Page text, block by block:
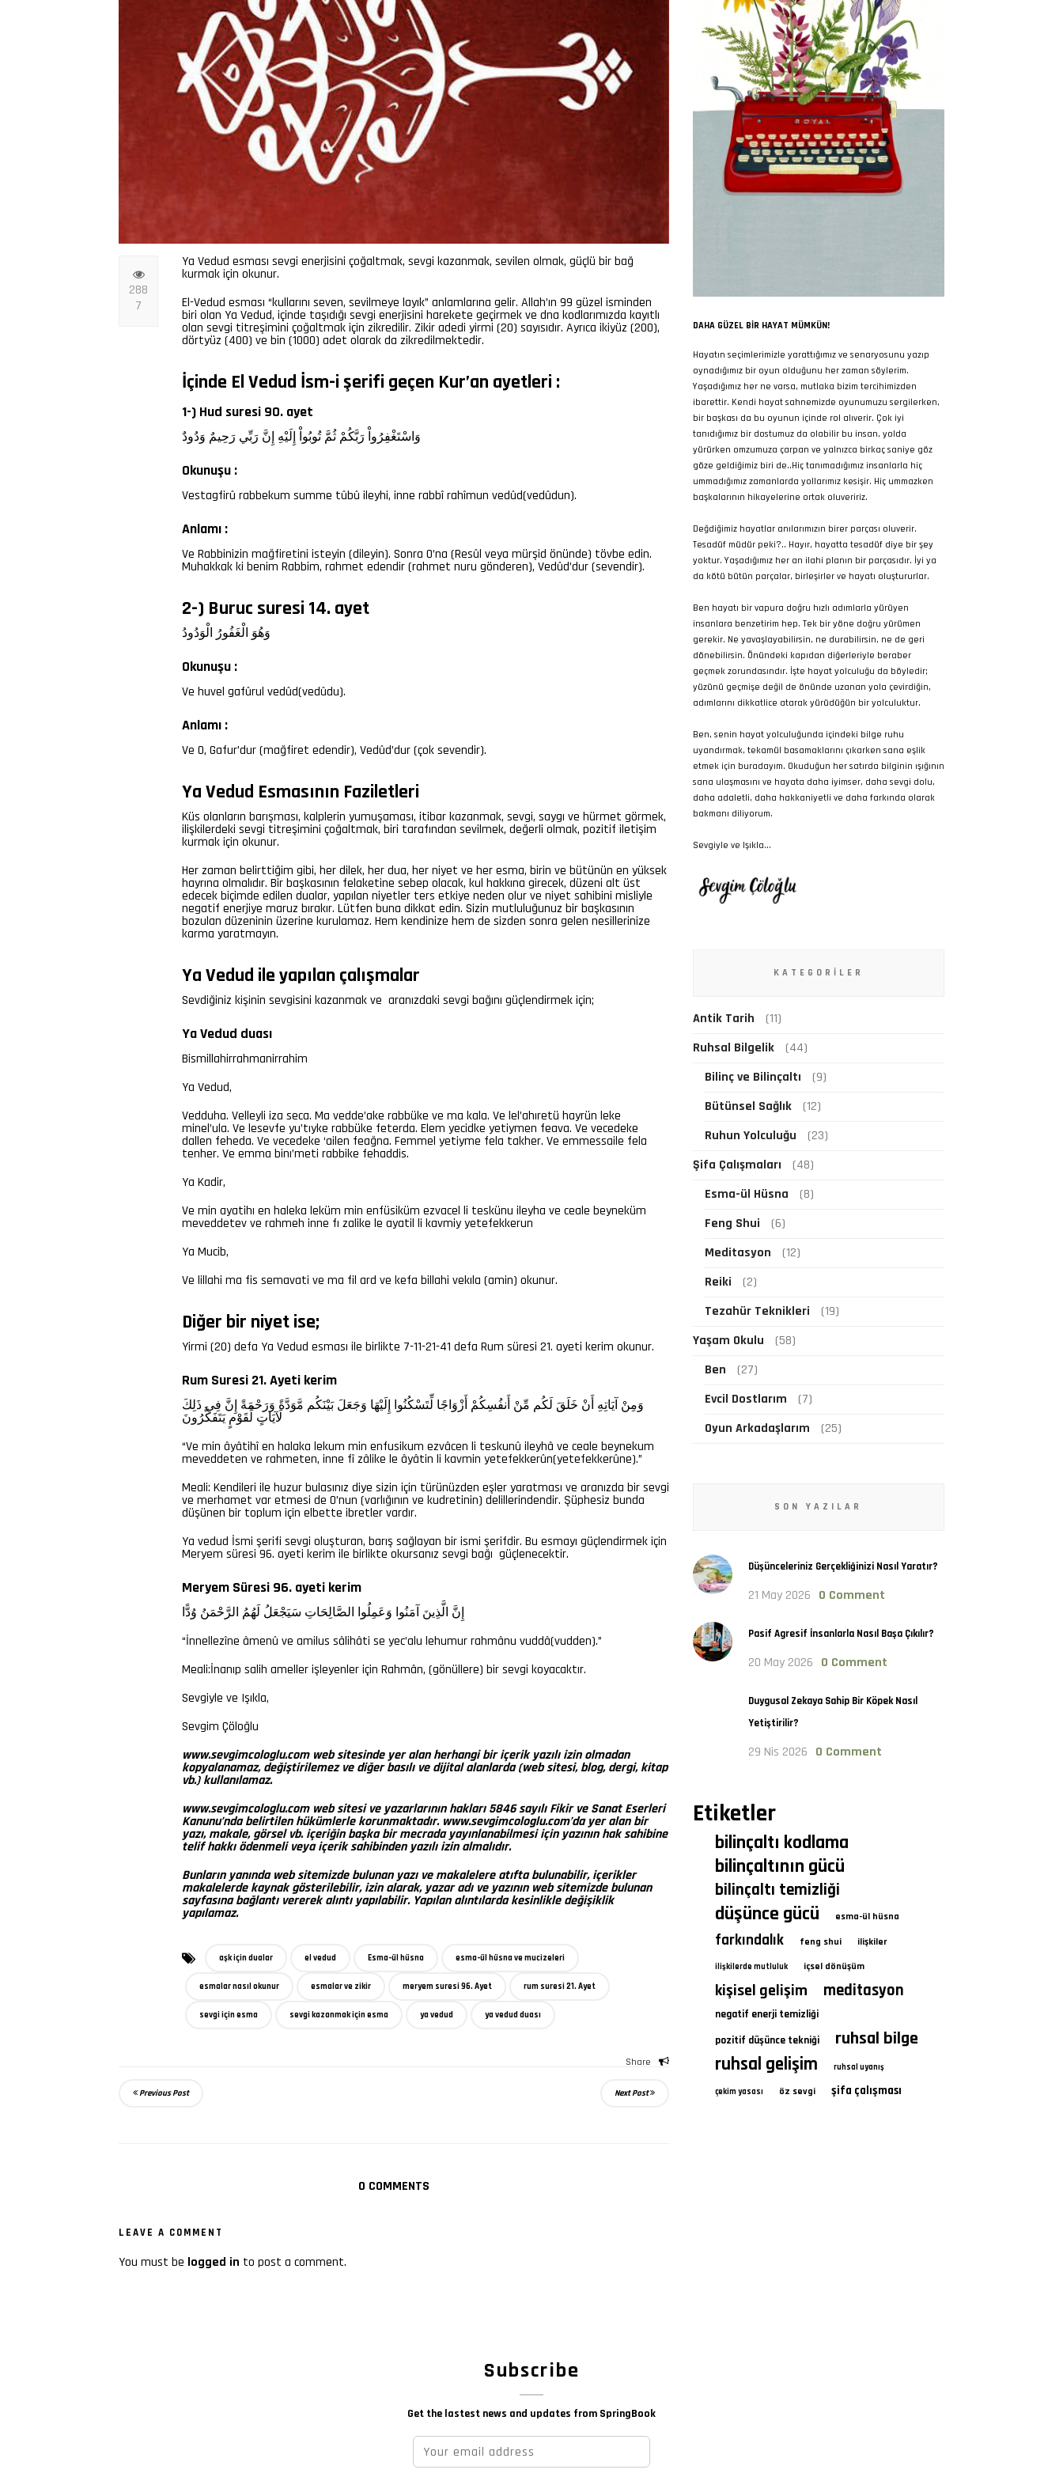
Ya Vedud esması sevgi enerjisini çoğaltmak, sevgi kazanmak, sevilen olmak, güçlü bir bağ
kurmak için okunur.
El-Vedud esması “kullarını seven, sevilmeye layık” anlamlarına gelir. Allah’ın 99 güzel isminden
biri olan Ya Vedud, içinde taşıdığı sevgi enerjisini harekete geçirmek ve dna kodlarımızda kayıtlı
olan sevgi titreşimini çoğaltmak için zikredilir. Zikir adedi yirmi (20) sayısıdır. Ayrıca ikiyüz (200),
dörtyüz (400) ve bin (1000) adet olarak da zikredilmektedir.
İçinde El Vedud İsm-i şerifi geçen Kur’an ayetleri :
1-) Hud suresi 90. ayet
وَاسْتَغْفِرُواْ رَبَّكُمْ ثُمَّ تُوبُواْ إِلَيْهِ إِنَّ رَبِّي رَحِيمٌ وَدُودٌ
Okunuşu :
Vestagfirû rabbekum summe tûbû ileyhi, inne rabbî rahîmun vedûd(vedûdun).
Anlamı :
Ve Rabbinizin mağfiretini isteyin (dileyin). Sonra O’na (Resûl veya mürşid önünde) tövbe edin.
Muhakkak ki benim Rabbim, rahmet edendir (rahmet nuru gönderen), Vedûd’dur (sevendir).
2-) Buruc suresi 14. ayet
وَهُوَ الْغَفُورُ الْوَدُودُ
Okunuşu :
Ve huvel gafûrul vedûd(vedûdu).
Anlamı :
Ve O, Gafur’dur (mağfiret edendir), Vedûd’dur (çok sevendir).
Ya Vedud Esmasının Faziletleri
Küs olanların barışması, kalplerin yumuşaması, itibar kazanmak, sevgi, saygı ve hürmet görmek,
ilişkilerdeki sevgi titreşimini çoğaltmak, biri tarafından sevilmek, değerli olmak, pozitif iletişim
kurmak için okunur.
Her zaman belirttiğim gibi, her dilek, her dua, her niyet ve her esma, birin ve bütünün en yüksek
hayrına olmalıdır. Bir başkasının felaketine sebep olacak, kul hakkına girecek, düzeni alt üst
edecek biçimde edilen dualar, yapılan niyetler ters etkiye neden olur ve niyet sahibini misliyle
negatif enerjiye maruz bırakır. Lütfen buna dikkat edin. Sizin mutluluğunuz bir başkasının
bozulan düzeninin üzerine kurulamaz. Hem kendinize hem de sizden sonra gelen nesillerinize
karma yaratmayın.
Ya Vedud ile yapılan çalışmalar
Sevdiğiniz kişinin sevgisini kazanmak ve aranızdaki sevgi bağını güçlendirmek için;
Ya Vedud duası
Bismillahirrahmanirrahim
Ya Vedud,
Vedduha. Velleyli iza seca. Ma vedde’ake rabbüke ve ma kala. Ve lel’ahıretü hayrün leke
minel’ula. Ve lesevfe yu’tıyke rabbüke feterda. Elem yecidke yetiymen feava. Ve vecedeke
dallen feheda. Ve vecedeke ‘ailen feağna. Femmel yetiyme fela takher. Ve emmessaile fela
tenher. Ve emma binı’meti rabbike fehaddis.
Ya Kadir,
Ve min ayatihı en haleka leküm min enfüsiküm ezvacel li teskünu ileyha ve ceale beyneküm
meveddetev ve rahmeh inne fı zalike le ayatil li kavmiy yetefekkerun
Ya Mucib,
Ve lillahi ma fis semavati ve ma fil ard ve kefa billahi vekıla (amin) okunur.
Diğer bir niyet ise;
Yirmi (20) defa Ya Vedud esması ile birlikte 7-11-21-41 defa Rum süresi 21. ayeti kerim okunur.
Rum Suresi 21. Ayeti kerim
وَمِنْ آيَاتِهِ أَنْ خَلَقَ لَكُم مِّنْ أَنفُسِكُمْ أَزْوَاجًا لِّتَسْكُنُوا إِلَيْهَا وَجَعَلَ بَيْنَكُم مَّوَدَّةً وَرَحْمَةً إِنَّ فِيذَلِكَ
لَآيَاتٍ لِّقَوْمٍ يَتَفَكَّرُونَ
“Ve min âyâtihî en halaka lekum min enfusikum ezvâcen li teskunû ileyhâ ve ceale beynekum
meveddeten ve rahmeten, inne fî zâlike le âyâtin li kavmin yetefekkerûn(yetefekkerûne).”
Meali: Kendileri ile huzur bulasınız diye sizin için türünüzden eşler yaratması ve aranızda bir sevgi
ve merhamet var etmesi de O’nun (varlığının ve kudretinin) delillerindendir. Şüphesiz bunda
düşünen bir toplum için elbette ibretler vardır.
Ya vedud İsmi şerifi sevgi oluşturan, barış sağlayan bir ismi şerifdir. Bu esmayı güçlendirmek için
Meryem süresi 96. ayeti kerim ile birlikte okursanız sevgi bağı güçlenecektir.
Meryem Süresi 96. ayeti kerim
إِنَّ الَّذِينَ آمَنُوا وَعَمِلُوا الصَّالِحَاتِ سَيَجْعَلُ لَهُمُ الرَّحْمَنُ وُدًّا
“İnnellezîne âmenû ve amilus sâlihâti se yec’alu lehumur rahmânu vuddâ(vudden).”
Meali:İnanıp salih ameller işleyenler için Rahmân, (gönüllere) bir sevgi koyacaktır.
Sevgiyle ve Işıkla,
Sevgim Çöloğlu
www.sevgimcologlu.com web sitesinde yer alan herhangi bir içerik yazılı izin olmadan
kopyalanamaz, değiştirilemez ve diğer basılı ve dijital alanlarda (web sitesi, blog, dergi, kitap
vb.) kullanılamaz.
www.sevgimcologlu.com web sitesi ve yazarlarının hakları 5846 sayılı Fikir ve Sanat Eserleri
Kanunu’nda belirtilen hükümlerle korunmaktadır. www.sevgimcologlu.com’da yer alan bir
yazı, makale, görsel vb. içeriğin başka bir mecrada yayınlanabilmesi için yazının hak sahibine
telif hakkı ödenmeli veya içerik sahibinden yazılı izin almalıdır.
Bunların yanında web sitemizde bulunan yazı ve makalelere atıfta bulunabilir, içerikler
makalelerde kaynak gösterilebilir, izin alarak, yazar adı ve yazının web sitemizde bulunan
sayfasına bağlantı vererek alıntı yapılabilir. Yapılan alıntılarda kesinlikle değişiklik
yapılamaz.
aşk için dualar el vedud Esma-ül hüsna esma-ül hüsna ve mucizeleri
esmalar nasıl okunur esmalar ve zikir meryem suresi 96. Ayet rum suresi 21. Ayet
sevgi için esma sevgi kazanmak için esma ya vedud ya vedud duası
Share
288
7
Previous Post Next Post
0 COMMENTS
LEAVE A COMMENT
You must be logged in to post a comment.
DAHA GÜZEL BIR HAYAT MÜMKÜN!
Hayatın seçimlerimizle yarattığımız ve senaryosunu yazıp
oynadığımız bir oyun olduğunu her zaman söylerim.
Yaşadığımız her ne varsa, mutlaka bizim tercihimizden
ibarettir. Kendi hayat sahnemizde oyunumuzu sergilerken,
bir başkası da bu oyunun içinde rol alıverir. Çok iyi
tanıdığımız bir dostumuz da olabilir bu insan, yolda
yürürken omzumuza çarpan ve yalnızca birkaç saniye göz
göze geldiğimiz biri de..Hiç tanımadığımız insanlarla hiç
ummadığımız zamanlarda yollarımız kesişir. Hiç ummazken
başkalarının hikayelerine ortak oluveririz.
Değdiğimiz hayatlar anılarımızın birer parçası oluverir.
Tesadüf müdür peki?.. Hayır, hayatta tesadüf diye bir şey
yoktur. Yaşadığımız her an ilahi planın bir parçasıdır. İyi ya
da kötü bütün parçalar, birleşirler ve hayatı oluştururlar.
Ben hayatı bir vapura doğru hızlı adımlarla yürüyen
insanlara benzetirim hep. Tek bir yöne doğru yürümen
gerekir. Ne yavaşlayabilirsin, ne durabilirsin, ne de geri
dönebilirsin. Önündeki kapıdan diğerleriyle beraber
geçmek zorundasındır. İşte hayat yolculuğu da böyledir;
yüzünü geçmişe değil de önünde uzanan yola çevirdiğin,
adımlarını dikkatlice atarak yürüdüğün bir yolculuktur.
Ben, senin hayat yolculuğunda içindeki bilge ruhu
uyandırmak, tekamül basamaklarını çıkarken sana eşlik
etmek için buradayım. Okuduğun her satırda bilginin ışığının
sana ulaşmasını ve hayata daha iyimser, daha sevgi dolu,
daha adaletli, daha hakkaniyetli ve daha farkında olarak
bakmanı diliyorum.
Sevgiyle ve Işıkla...
KATEGORILER
Antik Tarih
(11)
Ruhsal Bilgelik
(44)
Bilinç ve Bilinçaltı
(9)
Bütünsel Sağlık
(12)
Ruhun Yolculuğu
(23)
Şifa Çalışmaları
(48)
Esma-ül Hüsna
(8)
Feng Shui
(6)
Meditasyon
(12)
Reiki
(2)
Tezahür Teknikleri
(19)
Yaşam Okulu
(58)
Ben
(27)
Evcil Dostlarım
(7)
Oyun Arkadaşlarım
(25)
SON YAZILAR
Düşünceleriniz Gerçekliğinizi Nasıl Yaratır?
21 May 2026 0 Comment
Pasif Agresif İnsanlarla Nasıl Başa Çıkılır?
20 May 2026 0 Comment
Duygusal Zekaya Sahip Bir Köpek Nasıl
Yetiştirilir?
29 Nis 2026 0 Comment
Etiketler
bilinçaltı kodlama
bilinçaltının gücü
bilinçaltı temizliği
düşünce gücü esma-ül hüsna
farkındalık feng shui ilişkiler
ilişkilerde mutluluk içsel dönüşüm
kişisel gelişim meditasyon
negatif enerji temizliği
pozitif düşünce tekniği
ruhsal bilge
ruhsal gelişim
ruhsal uyanış
çekim yasası öz sevgi şifa çalışması
Subscribe
Get the lastest news and updates from SpringBook